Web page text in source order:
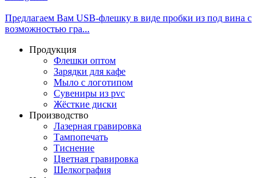
Предлагаем Вам USB-флешку в виде пробки из под вина с
возможностью гра...
Продукция
Флешки оптом
Зарядки для кафе
Мыло с логотипом
Сувениры из pvc
Жёсткие диски
Производство
Лазерная гравировка
Тампопечать
Тиснение
Цветная гравировка
Шелкография